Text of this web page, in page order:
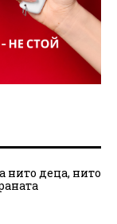
нито деца, нито